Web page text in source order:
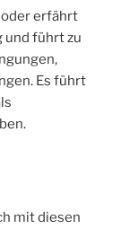
erfährt
und führt zu
Es führt
mit diesen